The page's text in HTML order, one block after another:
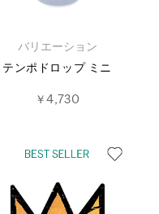
バリエーション
テンポドロップ ミニ
￥4,730